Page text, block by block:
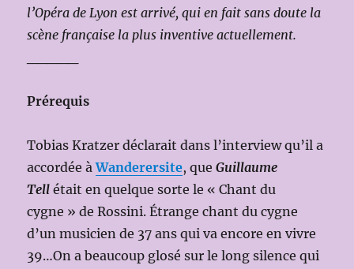
l’Opéra de Lyon est arrivé, qui en fait sans doute la
scène française la plus inventive actuellement.
Prérequis
Tobias Kratzer déclarait dans l’interview qu’il a
accordée àWanderersite, queGuillaume
Tell était en quelque sorte le « Chant du
cygne » de Rossini. Étrange chant du cygne
d’un musicien de 37 ans qui va encore en vivre
39…On a beaucoup glosé sur le long silence qui